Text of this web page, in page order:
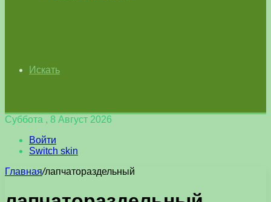
Искать
Суббота , 8 Август 2026
Войти
Switch skin
Главная/лапчатораздельный